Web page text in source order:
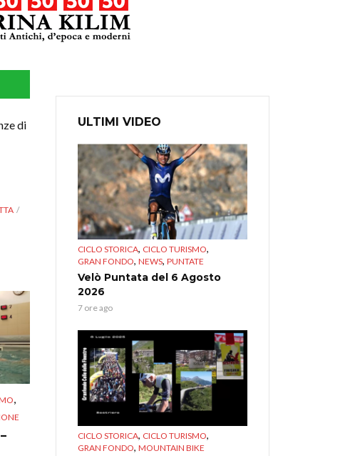
di
,
ULTIMI VIDEO
CICLO STORICA, CICLO TURISMO,
GRAN FONDO, NEWS, PUNTATE
Velò Puntata del 6 Agosto
2026
7 ore ago
CICLO STORICA, CICLO TURISMO,
GRAN FONDO, MOUNTAIN BIKE